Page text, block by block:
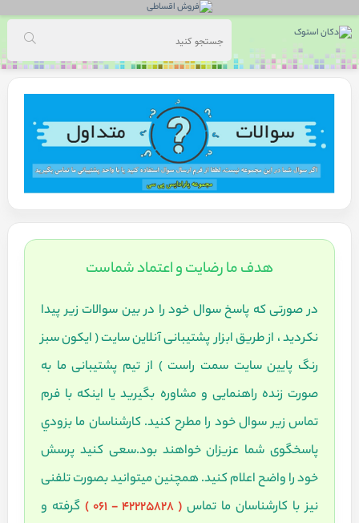
هدف ما رضايت و اعتماد شماست
در صورتی که پاسخ سوال خود را در بين سوالات زير پيدا
نکرديد ، از طريق ابزار پشتيبانی آنلاين سايت ( ايکون سبز
رنگ پايين سايت سمت راست ) از تيم پشتيبانی ما به
صورت زنده راهنمايی و مشاوره بگيريد يا اينکه با فرم
تماس زير سوال خود را مطرح کنيد. کارشناسان ما بزودي
پاسخگوی شما عزيزان خواهند بود.سعی کنيد پرسش
خود را واضح اعلام کنيد. همچنين ميتوانيد بصورت تلفنی
نيز با کارشناسان ما تماس ( 42225828 - 061 )
گرفته و